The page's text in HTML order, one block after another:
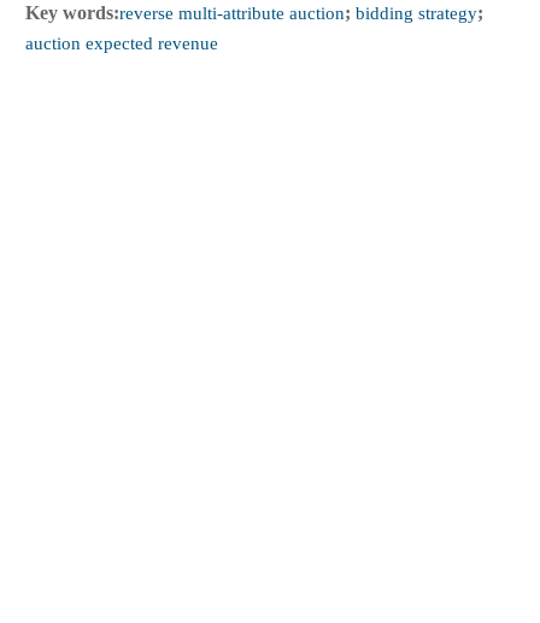
Key words:reverse multi-attribute auction; bidding strategy;
auction expected revenue